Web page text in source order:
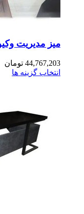
مدیریت وکیوم راشا
تومان
گزینه ها